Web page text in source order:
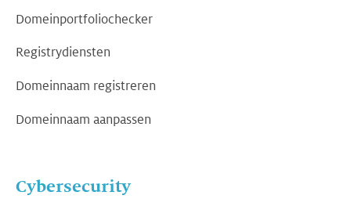
Domeinportfoliochecker
Registrydiensten
Domeinnaam registreren
Domeinnaam aanpassen
Cybersecurity